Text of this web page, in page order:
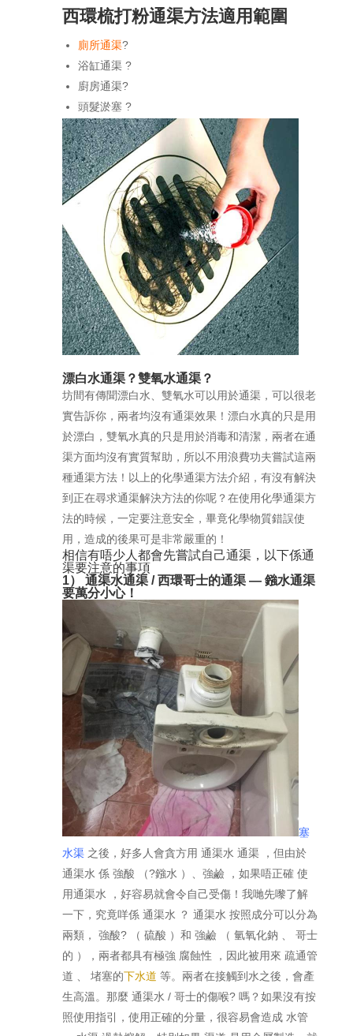
西環梳打粉通渠方法適用範圍
廁所通渠?
浴缸通渠 ?
廚房通渠?
頭髮淤塞 ?
漂白水通渠？雙氧水通渠？
坊間有傳聞漂白水、雙氧水可以用於通渠，可以很老
實告訴你，兩者均沒有通渠效果！漂白水真的只是用
於漂白，雙氧水真的只是用於消毒和清潔，兩者在通
渠方面均沒有實質幫助，所以不用浪費功夫嘗試這兩
種通渠方法！以上的化學通渠方法介紹，有沒有解決
到正在尋求通渠解決方法的你呢？在使用化學通渠方
法的時候，一定要注意安全，畢竟化學物質錯誤使
用，造成的後果可是非常嚴重的！
相信有唔少人都會先嘗試自己通渠，以下係通
渠要注意的事項
1） 通渠水通渠 / 西環哥士的通渠 — 鏹水通渠
要萬分小心！
塞
水渠之後，好多人會貪方用 通渠水 通渠 ，但由於
通渠水 係 強酸 （?鏹水 ）、強鹼 ，如果唔正確 使
用通渠水 ，好容易就會令自己受傷！我哋先嚟了解
一下，究竟咩係 通渠水 ？ 通渠水 按照成分可以分為
兩類， 強酸? （ 硫酸 ）和 強鹼 （ 氫氧化鈉 、 哥士
的 ），兩者都具有極強 腐蝕性 ，因此被用來 疏通管
道 、 堵塞的下水道 等。兩者在接觸到水之後，會產
生高溫。那麼 通渠水 / 哥士的傷喉? 嗎？如果沒有按
照使用指引，使用正確的分量，很容易會造成 水管